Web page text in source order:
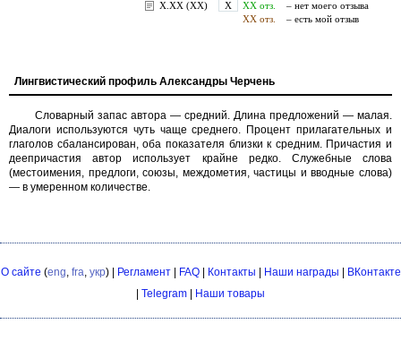
Лингвистический профиль Александры Черчень
Словарный запас автора — средний. Длина предложений — малая.
Диалоги используются чуть чаще среднего. Процент прилагательных и
глаголов сбалансирован, оба показателя близки к средним. Причастия и
деепричастия автор использует крайне редко. Служебные слова
(местоимения, предлоги, союзы, междометия, частицы и вводные слова)
— в умеренном количестве.
О сайте (eng, fra, укр) | Регламент| FAQ| Контакты Наши награды
ВКонтакте
Telegram Наши товары